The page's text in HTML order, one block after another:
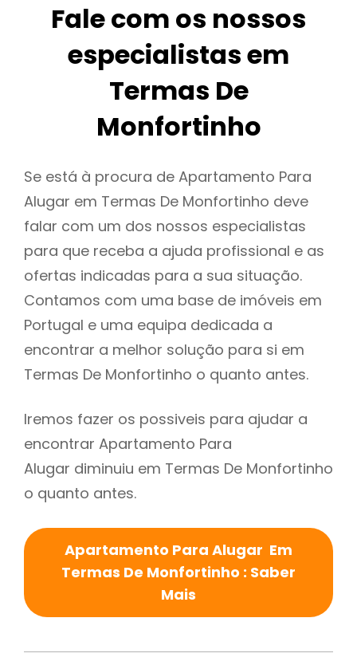
Fale com os nossos
especialistas em
Termas De
Monfortinho
Se está à procura de Apartamento Para
Alugar em Termas De Monfortinho deve
falar com um dos nossos especialistas
para que receba a ajuda profissional e as
ofertas indicadas para a sua situação.
Contamos com uma base de imóveis em
Portugal e uma equipa dedicada a
encontrar a melhor solução para si em
Termas De Monfortinho o quanto antes.
Iremos fazer os possiveis para ajudar a
encontrar Apartamento Para
Alugar diminuiu em Termas De Monfortinho
o quanto antes.
Apartamento Para Alugar Em
Termas De Monfortinho : Saber
Mais